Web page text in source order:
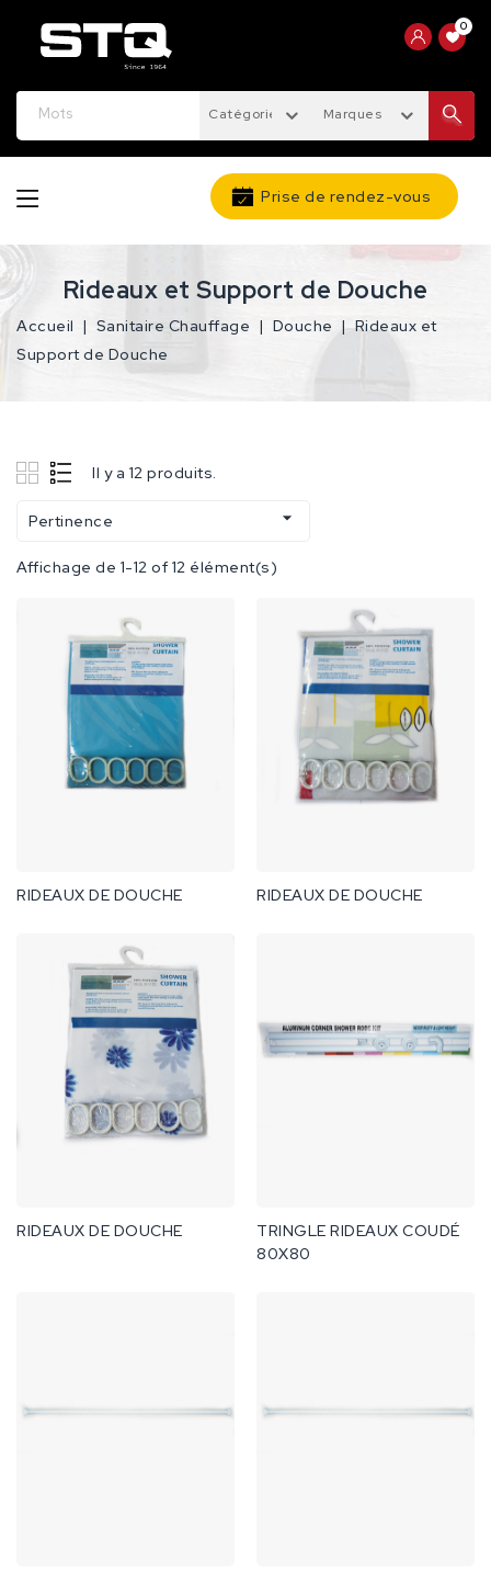
0
Catégories Marques
Prise de rendez-vous
Rideaux et Support de Douche
Accueil Sanitaire Chauffage Douche
Rideaux et
Support de Douche
Il y a 12 produits.
Pertinence 
Affichage de 1-12 of 12 élément(s)
RIDEAUX DE DOUCHE RIDEAUX DE DOUCHE
RIDEAUX DE DOUCHE
TRINGLE RIDEAUX COUDÉ
80X80